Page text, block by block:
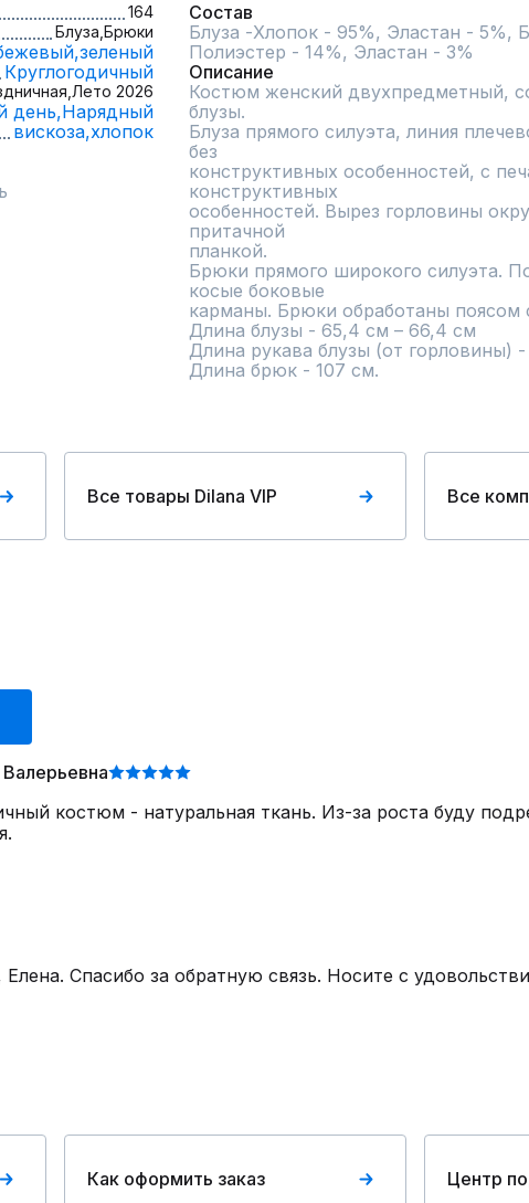
164
Блуза, Брюки
зеленый
Круглогодичный
Лето 2026
день,Нарядный
вискоза,хлопок
Состав
Блуза -Хлопок - 95%, Эластан - 5%,
Полиэстер - 14%, Эластан - 3%
Описание
Костюм женский двухпредметный,
блузы.
Блуза прямого силуэта, линия
без
конструктивных особенностей, с
конструктивных
особенностей. Вырез горловины
притачной
планкой.
Брюки прямого широкого силуэта.
косые боковые
карманы. Брюки обработаны поясом
Длина блузы - 65,4 см – 66,4 см
Длина рукава блузы (от горловины) -
Длина брюк - 107 см.
Все товары Dilana VIP Все
костюм - натуральная ткань. Из-за роста буду
Елена. Спасибо за обратную связь. Носите с
Как оформить заказ Центр